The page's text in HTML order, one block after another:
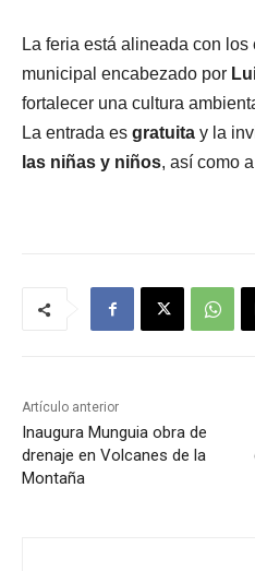
La feria está alineada con
municipal encabezado por
fortalecer una cultura
La entrada es gratuita y la
las niñas y niños, así como
Artículo anterior
Inaugura Munguia obra de
drenaje en Volcanes de la
Montaña